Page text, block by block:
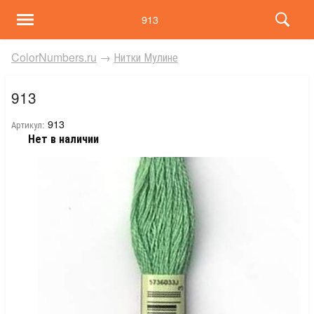
913
ColorNumbers.ru → Нитки Мулине
913
Артикул: 913
Нет в наличии